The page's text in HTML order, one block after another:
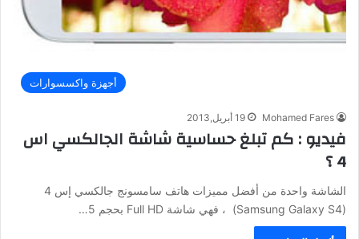
أجهزة واكسسوارات
Mohamed Fares 19 أبريل,2013
فيديو : كم تبلغ حساسية شاشة الجالكسي اس
4 ؟
الشاشة واحدة من أفضل مميزات هاتف سامسونج جالكسي إس 4
(Samsung Galaxy S4) ، فهي شاشة Full HD بحجم 5…